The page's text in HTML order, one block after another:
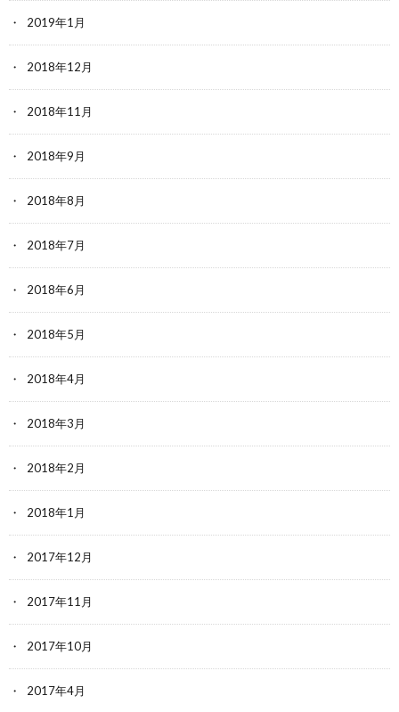
2019年1月
2018年12月
2018年11月
2018年9月
2018年8月
2018年7月
2018年6月
2018年5月
2018年4月
2018年3月
2018年2月
2018年1月
2017年12月
2017年11月
2017年10月
2017年4月